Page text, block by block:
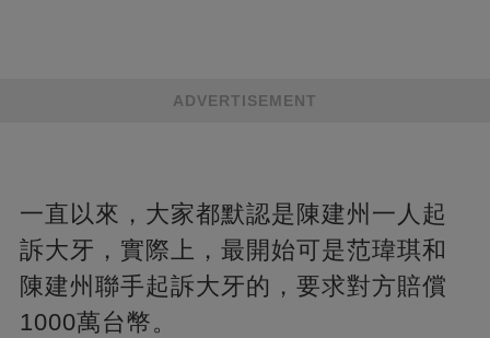
ADVERTISEMENT
一直以來，大家都默認是陳建州一人起
訴大牙，實際上，最開始可是范瑋琪和
陳建州聯手起訴大牙的，要求對方賠償
1000萬台幣。